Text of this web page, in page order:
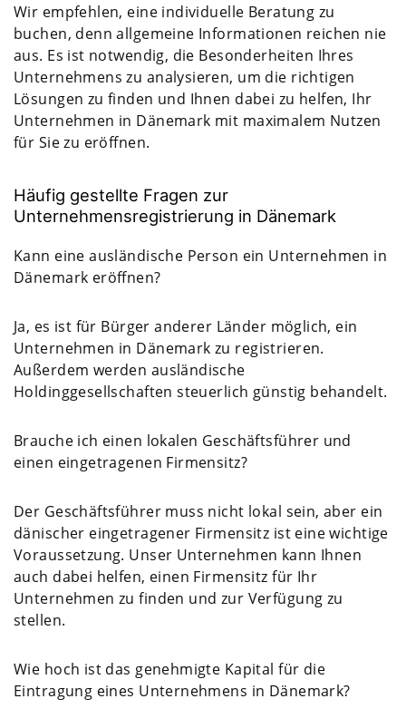
Wir empfehlen, eine individuelle Beratung zu
buchen, denn allgemeine Informationen reichen nie
aus. Es ist notwendig, die Besonderheiten Ihres
Unternehmens zu analysieren, um die richtigen
Lösungen zu finden und Ihnen dabei zu helfen, Ihr
Unternehmen in Dänemark mit maximalem Nutzen
für Sie zu eröffnen.
Häufig gestellte Fragen zur
Unternehmensregistrierung in Dänemark
Kann eine ausländische Person ein Unternehmen in
Dänemark eröffnen?
Ja, es ist für Bürger anderer Länder möglich, ein
Unternehmen in Dänemark zu registrieren.
Außerdem werden ausländische
Holdinggesellschaften steuerlich günstig behandelt.
Brauche ich einen lokalen Geschäftsführer und
einen eingetragenen Firmensitz?
Der Geschäftsführer muss nicht lokal sein, aber ein
dänischer eingetragener Firmensitz ist eine wichtige
Voraussetzung. Unser Unternehmen kann Ihnen
auch dabei helfen, einen Firmensitz für Ihr
Unternehmen zu finden und zur Verfügung zu
stellen.
Wie hoch ist das genehmigte Kapital für die
Eintragung eines Unternehmens in Dänemark?